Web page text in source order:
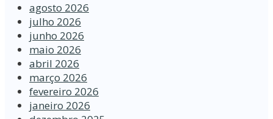
agosto 2026
julho 2026
junho 2026
maio 2026
abril 2026
março 2026
fevereiro 2026
janeiro 2026